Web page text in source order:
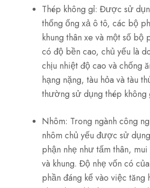
Thép không gỉ: Được sử
thống ống xả ô tô, các bộ
khung thân xe và một số bộ
có độ bền cao, chủ yếu là
chịu nhiệt độ cao và chống
hạng nặng, tàu hỏa và tàu
thường sử dụng thép không
Nhôm: Trong ngành công
nhôm chủ yếu được sử
phận nhẹ như tấm thân,
và khung. Độ nhẹ vốn có
phần đáng kể vào việc tăng